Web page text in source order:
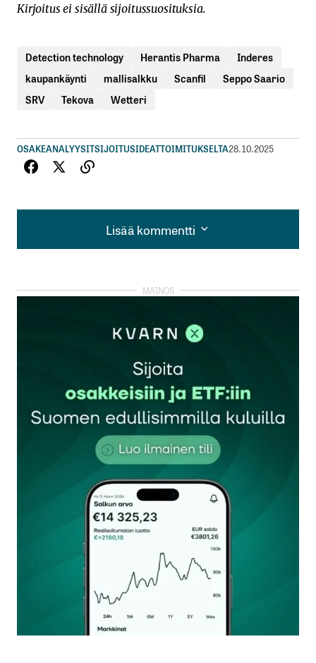
Kirjoitus ei sisällä sijoitussuosituksia.
Detection technology Herantis Pharma
Inderes
kaupankäynti
mallisalkku Scanfil
Seppo Saario
SRV
Tekova Wetteri
OSAKEANALYYSITSIJOITUSIDEATTOIMITUKSELTA28.10.2025
Lisää kommentti
Lisää kommentti
kirjautua
rekisteröityä
Sähköpostiosoitettasi ei julkaista.Pakolliset
kentät on merkitty*
Kommentti*
Nimesi tai nimimerkkisi
Sähköpostiosoitteesi